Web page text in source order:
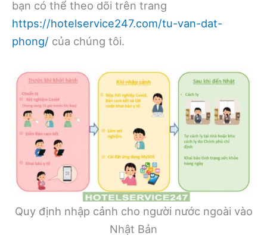
bạn có thể theo dõi trên trang
https://hotelservice247.com/tu-van-dat-
phong/ của chúng tôi.
Quy định nhập cảnh cho người nước ngoài vào
Nhật Bản